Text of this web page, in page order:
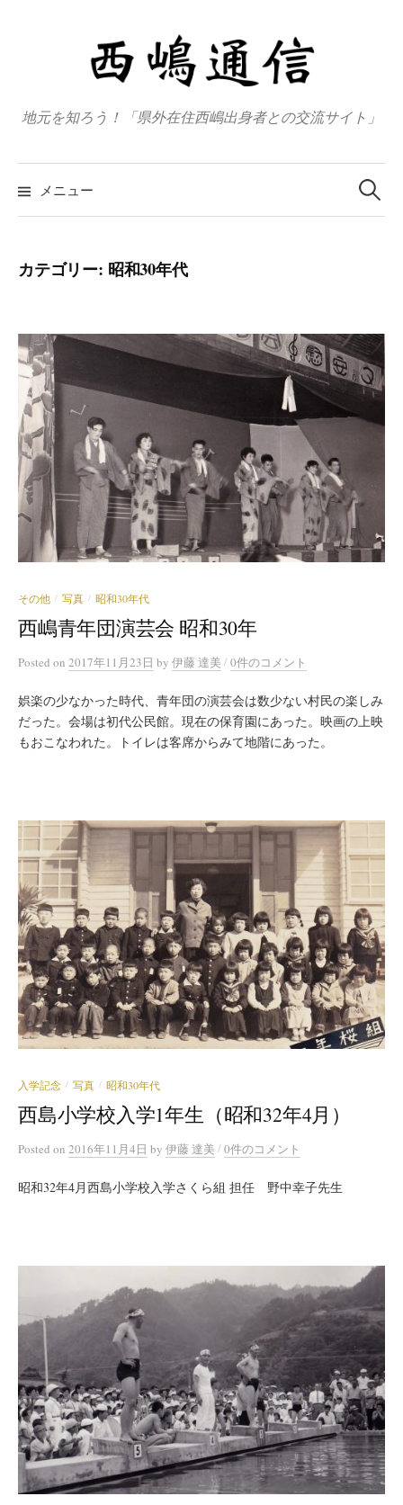
ツ
キ
地元を知ろう！「県外在住西嶋出身者との交流サイト」
メニュー 索
カテゴリー: 昭和30年代
その他 / 写真 / 昭和30年代
西嶋青年団演芸会 昭和30年
Posted on 2017年11月23日 by 伊藤 達美 /0件のコメント
娯楽の少なかった時代、青年団の演芸会は数少ない村民の楽しみ
だった。会場は初代公民館。現在の保育園にあった。映画の上映
もおこなわれた。トイレは客席からみて地階にあった。
入学記念 / 写真 / 昭和30年代
西島小学校入学1年生（昭和32年4月）
Posted on 2016年11月4日 by 伊藤 達美 /0件のコメント
昭和32年4月西島小学校入学さくら組 担任 野中幸子先生